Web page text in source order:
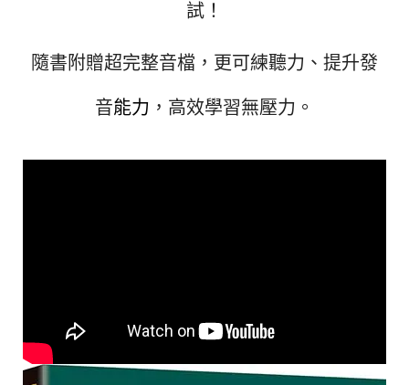
試！
隨書附贈超完整音檔，更可練聽力、提升發
音能力 ，高效學習無壓力。